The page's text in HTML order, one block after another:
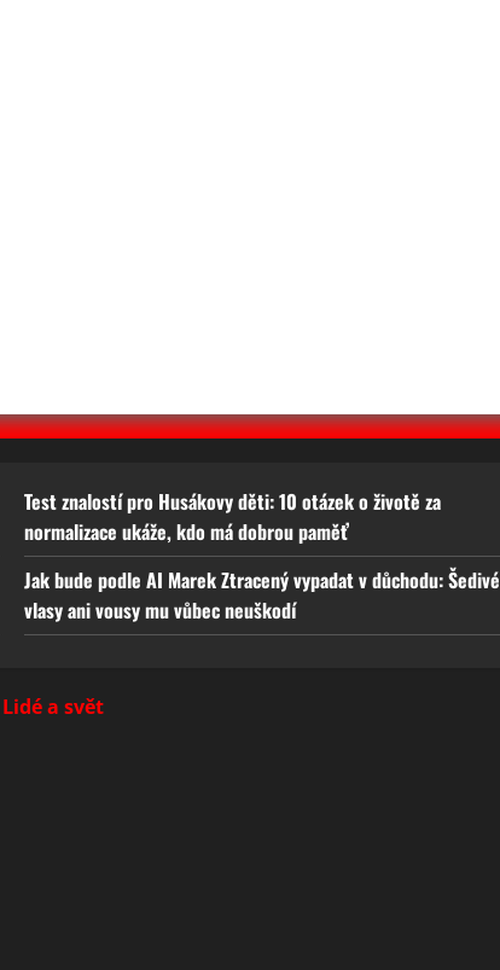
Test znalostí pro Husákovy děti: 10 otázek o životě za
normalizace ukáže, kdo má dobrou paměť
Jak bude podle AI Marek Ztracený vypadat v důchodu: Šedivé
vlasy ani vousy mu vůbec neuškodí
Lidé a svět